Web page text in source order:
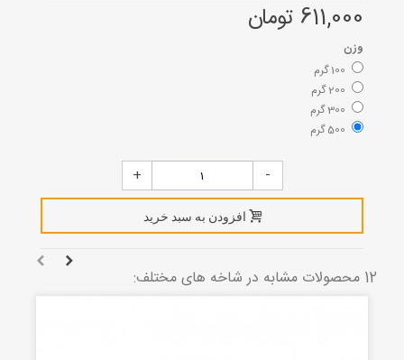
611,000 تومان
وزن
100 گرم
200 گرم
300 گرم
500 گرم
-
+
افزودن به سبد خرید
12 محصولات مشابه در شاخه های مختلف: